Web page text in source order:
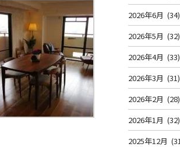
2026年6月 (34)
2026年5月 (32)
2026年4月 (33)
2026年3月 (31)
2026年2月 (28)
2026年1月 (32)
2025年12月